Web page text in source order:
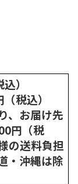
）
税込）
、お届け先
円（税
の送料負担
・沖縄は除